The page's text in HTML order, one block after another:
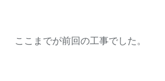
ここまでが前回の工事でした。